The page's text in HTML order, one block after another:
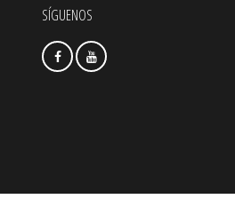
SÍGUENOS